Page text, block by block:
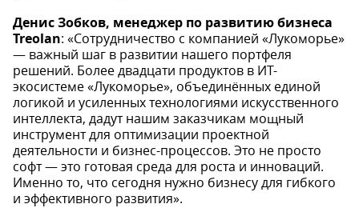
Денис Зобков, менеджер по развитию бизнеса
Treolan: «Сотрудничество с компанией «Лукоморье»
— важный шаг в развитии нашего портфеля
решений. Более двадцати продуктов в ИТ-
экосистеме «Лукоморье», объединённых единой
логикой и усиленных технологиями искусственного
интеллекта, дадут нашим заказчикам мощный
инструмент для оптимизации проектной
деятельности и бизнес-процессов. Это не просто
софт — это готовая среда для роста и инноваций.
Именно то, что сегодня нужно бизнесу для гибкого
и эффективного развития».